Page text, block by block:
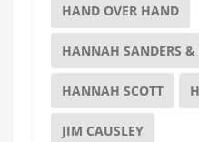
HAND OVER HAND
HANNAH SANDERS &
HANNAH SCOTT
JIM CAUSLEY